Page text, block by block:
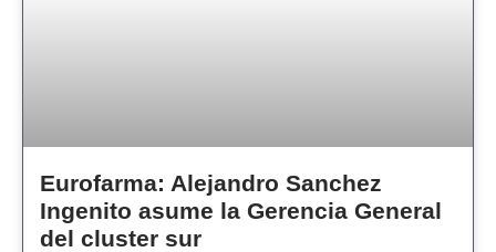
Eurofarma: Alejandro Sanchez
Ingenito asume la Gerencia General
del cluster sur